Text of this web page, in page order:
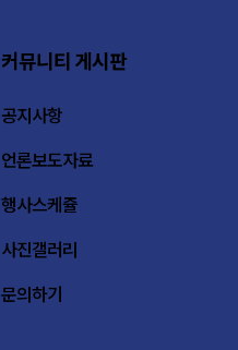
커뮤니티 게시판
공지사항
언론보도자료
행사스케쥴
사진갤러리
문의하기